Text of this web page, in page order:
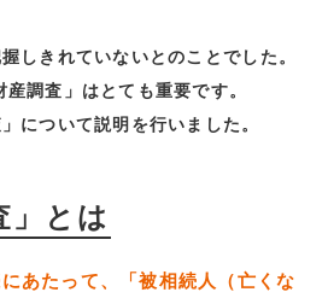
しきれていないとのことでした。
調査」はとても重要です。
について説明を行いました。
」とは
あたって、「被相続人（亡くな